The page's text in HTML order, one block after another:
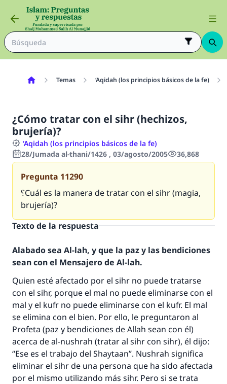
Temas ‘Aqidah (los principios básicos de la fe)
¿Cómo tratar con el sihr (hechizos,
brujería)?
‘Aqidah (los principios básicos de la fe)
28/Jumada al-thani/1426 , 03/agosto/2005
36,868
Pregunta 11290
؟Cuál es la manera de tratar con el sihr (magia,
brujería)?
Texto de la respuesta
Alabado sea Al-lah, y que la paz y las bendiciones
sean con el Mensajero de Al-lah.
Quien esté afectado por el sihr no puede tratarse
con el sihr, porque el mal no puede eliminarse con el
mal y el kufr no puede eliminarse con el kufr. El mal
se elimina con el bien. Por ello, le preguntaron al
Profeta (paz y bendiciones de Allah sean con él)
acerca de al-nushrah (tratar al sihr con sihr), él dijo:
“Ese es el trabajo del Shaytaan”. Nushrah significa
eliminar el sihr de una persona que ha sido afectada
por el mismo utilizando más sihr. Pero si se trata